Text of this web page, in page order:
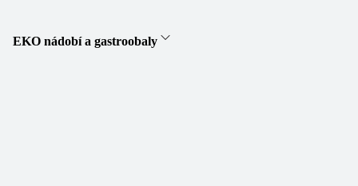
EKO nádobí a gastroobaly